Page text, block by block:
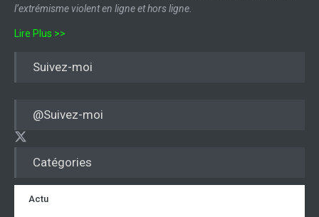
Catégories
Actu
l’extrémisme violent en ligne et hors ligne.
Lire Plus >>
Suivez-moi
@Suivez-moi